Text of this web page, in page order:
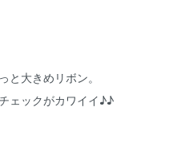
と大きめリボン。
ェックがカワイイ♪♪